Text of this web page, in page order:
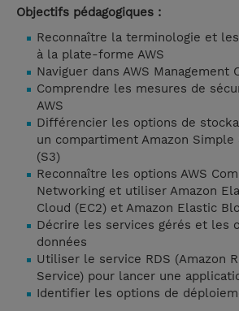
Objectifs pédagogiques :
Reconnaître la terminologie et
à la plate-forme AWS
Naviguer dans AWS Management
Comprendre les mesures de
AWS
Différencier les options de
un compartiment Amazon Simple
(S3)
Reconnaître les options AWS
Networking et utiliser Amazon
Cloud (EC2) et Amazon Elastic
Décrire les services gérés et les
données
Utiliser le service RDS (Amazon
Service) pour lancer une
Identifier les options de